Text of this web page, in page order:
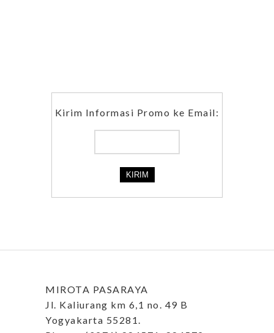
Kirim Informasi Promo ke Email:
MIROTA PASARAYA
Jl. Kaliurang km 6,1 no. 49 B
Yogyakarta 55281.